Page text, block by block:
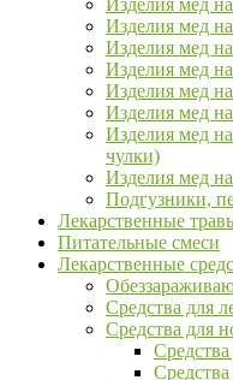
Изделия мед
Изделия мед
Изделия мед
Изделия мед
Изделия мед
Изделия мед
Изделия мед
чулки)
Изделия мед
Подгузники,
Лекарственные
Питательные смеси
Лекарственные
Средства для
Средства для
Средства
Средства